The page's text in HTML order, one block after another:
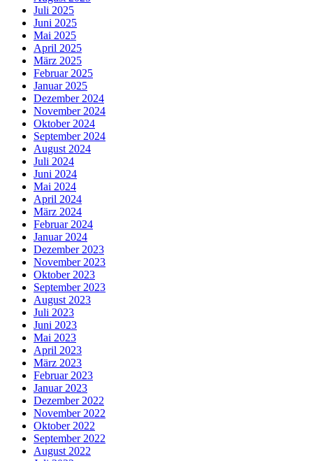
Juli 2025
Juni 2025
Mai 2025
April 2025
März 2025
Februar 2025
Januar 2025
Dezember 2024
November 2024
Oktober 2024
September 2024
August 2024
Juli 2024
Juni 2024
Mai 2024
April 2024
März 2024
Februar 2024
Januar 2024
Dezember 2023
November 2023
Oktober 2023
September 2023
August 2023
Juli 2023
Juni 2023
Mai 2023
April 2023
März 2023
Februar 2023
Januar 2023
Dezember 2022
November 2022
Oktober 2022
September 2022
August 2022